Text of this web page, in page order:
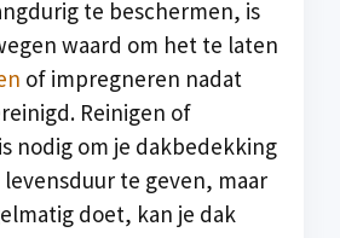
te beschermen, is
waard om het te laten
of impregneren nadat
Reinigen of
nodig om je dakbedekking
te geven, maar
doet, kan je dak